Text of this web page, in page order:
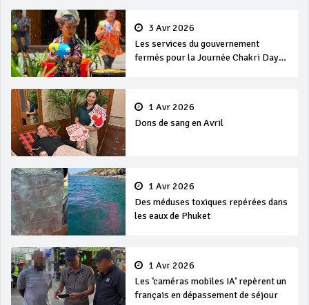
3 Avr 2026
Les services du gouvernement
fermés pour la Journée Chakri Day
1 Avr 2026
Dons de sang en Avril
1 Avr 2026
Des méduses toxiques repérées dans
les eaux de Phuket
1 Avr 2026
Les ‘caméras mobiles IA’ repèrent un
français en dépassement de séjour